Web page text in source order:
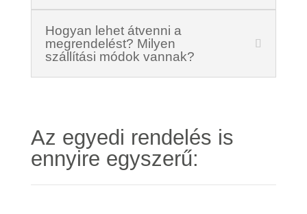
Hogyan lehet átvenni a
megrendelést? Milyen
szállítási módok vannak?
Az egyedi rendelés is
ennyire egyszerű: